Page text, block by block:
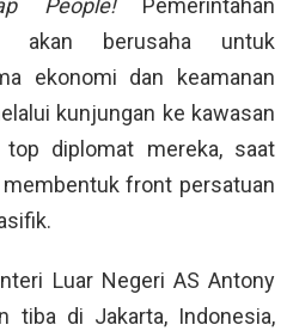
People!Pemerintahan
akan berusaha untuk
ekonomi dan keamanan
kunjungan ke kawasan
diplomat mereka, saat
front persatuan
Luar Negeri AS Antony
tiba di Jakarta, Indonesia,